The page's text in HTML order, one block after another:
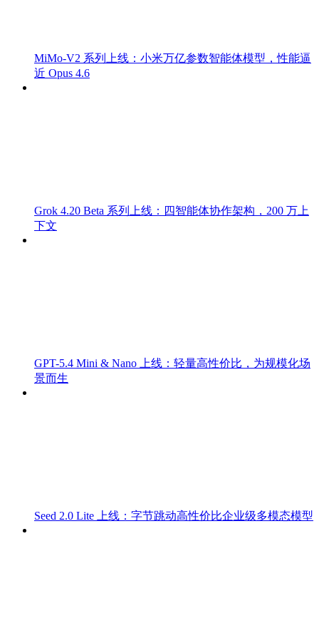
MiMo-V2 系列上线：小米万亿参数智能体模型，性能逼
近 Opus 4.6
Grok 4.20 Beta 系列上线：四智能体协作架构，200 万上
下文
GPT-5.4 Mini & Nano 上线：轻量高性价比，为规模化场
景而生
Seed 2.0 Lite 上线：字节跳动高性价比企业级多模态模型